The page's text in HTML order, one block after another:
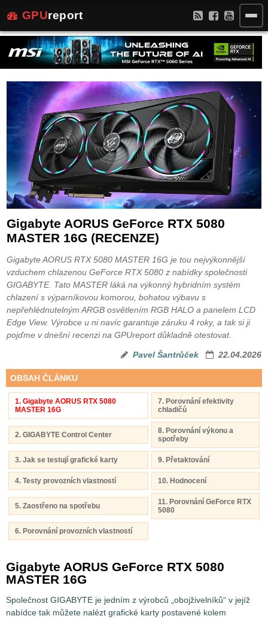
GPUreport
Gigabyte AORUS GeForce RTX 5080
MASTER 16G (RECENZE)
Gigabyte AORUS RTX 5080 MASTER 16G je tou nejvýkonnější
vzduchem chlazenou GeForce RTX 5080 z nabídky společnosti
GIGABYTE. Tato MASTER láká na výkonný hybridním systém
chlazení s výparníkovou komorou, bohatou výbavu s
nepřehlédnutelným ARGB osvětlením RGB HALO a panelem LCD
Edge View. Výrobce u ni navíc garantuje záruku 4 roky, a tak si ji
pojďme v dnešní recenzi na GPUreport důkladně otestovat.
Pavel Šantrůček 22.04.2026
OBSAH ČLÁNKU
1. Gigabyte AORUS RTX 5080
MASTER 16G
7. Porovnání efektivity
chladičů
2. GIGABYTE Control Center
8. Porovnání výkonu a
spotřeby
3. Jak se testují grafické karty 9. Přetaktování
4. Testy provozních vlastností 10. Hodnocení
5. Zaostřeno na spotřebu
11. Porovnání GeForce RTX
5080
6. Porovnání provozních vlastností
Gigabyte AORUS GeForce RTX 5080
MASTER 16G
Společnost GIGABYTE je jedním z výrobců „obojživelníků“ v jejíž
nabídce tak můžete nalézt grafické karty postavené kolem